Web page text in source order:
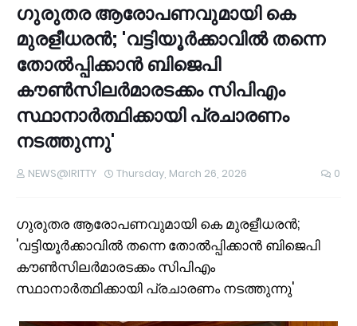
ഗുരുതര ആരോപണവുമായി കെ
മുരളീധരൻ; 'വട്ടിയൂർക്കാവിൽ തന്നെ
തോൽപ്പിക്കാൻ ബിജെപി
കൗണ്‍സിലര്‍മാരടക്കം സിപിഎം
സ്ഥാനാര്‍ത്ഥിക്കായി പ്രചാരണം
നടത്തുന്നു'
NEWS@IRITTY Thursday, March 26, 2026 0
ഗുരുതര ആരോപണവുമായി കെ മുരളീധരൻ;
'വട്ടിയൂർക്കാവിൽ തന്നെ തോൽപ്പിക്കാൻ ബിജെപി
കൗണ്‍സിലര്‍മാരടക്കം സിപിഎം
സ്ഥാനാര്‍ത്ഥിക്കായി പ്രചാരണം നടത്തുന്നു'